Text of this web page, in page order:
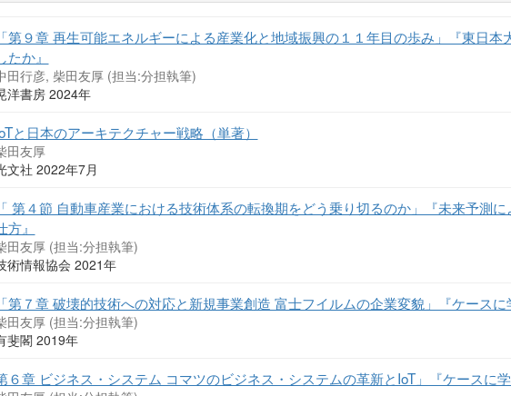
第９章 再生可能エネルギーによる産業化と地域振興の１１年目の歩み」『東日本
たか』
田行彦, 柴田友厚 (担当:分担執筆)
洋書房 2024年
と日本のアーキテクチャー戦略（単著）
田友厚
文社 2022年7月
第４節 自動車産業における技術体系の転換期をどう乗り切るのか」『未来予測
方』
田友厚 (担当:分担執筆)
術情報協会 2021年
第７章 破壊的技術への対応と新規事業創造 富士フイルムの企業変貌」『ケースに
田友厚 (担当:分担執筆)
斐閣 2019年
６章 ビジネス・システム コマツのビジネス・システムの革新とIoT」『ケースに